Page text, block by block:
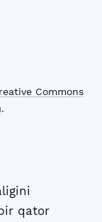
Commons
.
qator